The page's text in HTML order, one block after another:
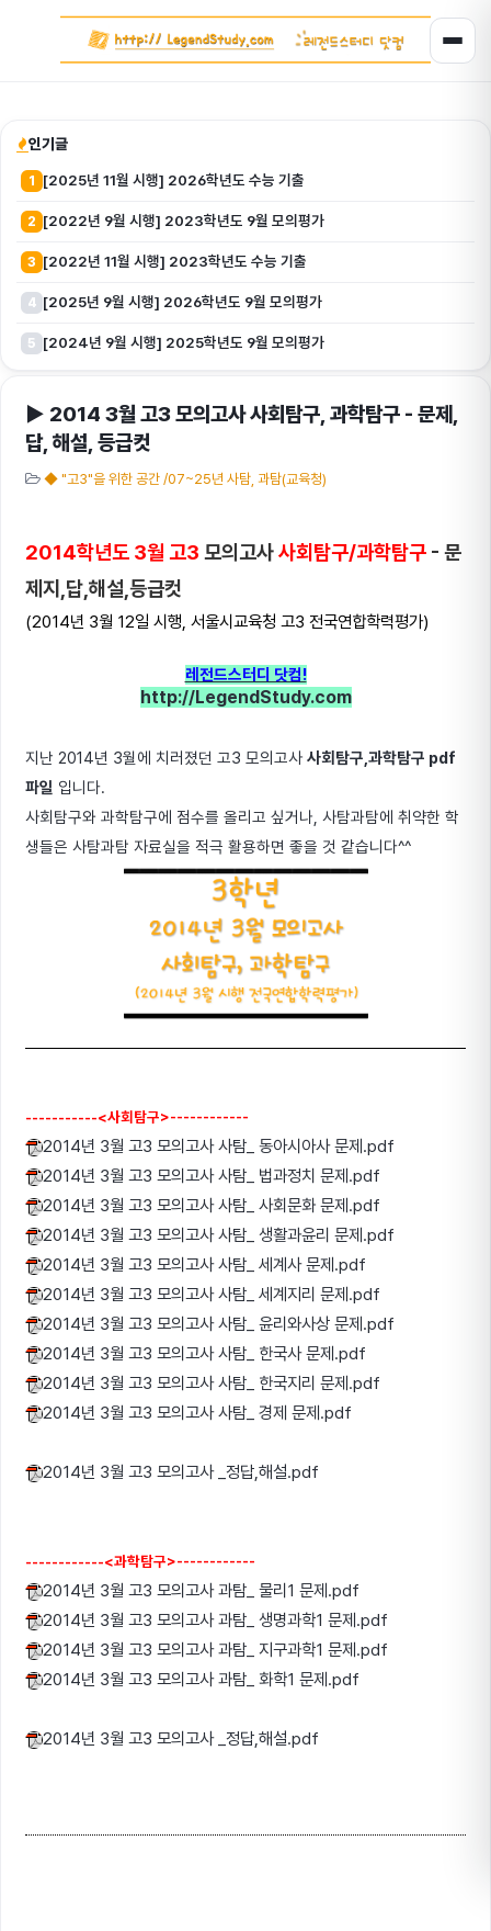
인기글
1 [2025년 11월 시행] 2026학년도 수능 기출
2 [2022년 9월 시행] 2023학년도 9월 모의평가
3 [2022년 11월 시행] 2023학년도 수능 기출
4 [2025년 9월 시행] 2026학년도 9월 모의평가
5 [2024년 9월 시행] 2025학년도 9월 모의평가
▶ 2014 3월 고3 모의고사 사회탐구, 과학탐구 - 문제,
답, 해설, 등급컷
◆ "고3"을 위한 공간 /07~25년 사탐, 과탐(교육청)
2014학년도 3월 고3 모의고사사회탐구/과학탐구 - 문
제지,답,해설,등급컷
(2014년 3월 12일 시행, 서울시교육청 고3 전국연합학력평가)
레전드스터디 닷컴!
http://LegendStudy.com
지난 2014년 3월에 치러졌던 고3 모의고사 사회탐구,과학탐구 pdf
파일 입니다.
사회탐구와 과학탐구에 점수를 올리고 싶거나, 사탐과탐에 취약한 학
생들은 사탐과탐 자료실을 적극 활용하면 좋을 것 같습니다^^
-----------<사회탐구>------------
2014년 3월 고3 모의고사 사탐_ 동아시아사 문제.pdf
2014년 3월 고3 모의고사 사탐_ 법과정치 문제.pdf
2014년 3월 고3 모의고사 사탐_ 사회문화 문제.pdf
2014년 3월 고3 모의고사 사탐_ 생활과윤리 문제.pdf
2014년 3월 고3 모의고사 사탐_ 세계사 문제.pdf
2014년 3월 고3 모의고사 사탐_ 세계지리 문제.pdf
2014년 3월 고3 모의고사 사탐_ 윤리와사상 문제.pdf
2014년 3월 고3 모의고사 사탐_ 한국사 문제.pdf
2014년 3월 고3 모의고사 사탐_ 한국지리 문제.pdf
2014년 3월 고3 모의고사 사탐_ 경제 문제.pdf
2014년 3월 고3 모의고사 _정답,해설.pdf
------------<과학탐구>------------
2014년 3월 고3 모의고사 과탐_ 물리1 문제.pdf
2014년 3월 고3 모의고사 과탐_ 생명과학1 문제.pdf
2014년 3월 고3 모의고사 과탐_ 지구과학1 문제.pdf
2014년 3월 고3 모의고사 과탐_ 화학1 문제.pdf
2014년 3월 고3 모의고사 _정답,해설.pdf